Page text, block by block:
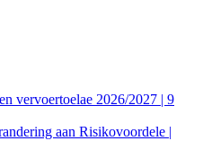
vervoertoelae 2026/2027 | 9
aan Risikovoordele |